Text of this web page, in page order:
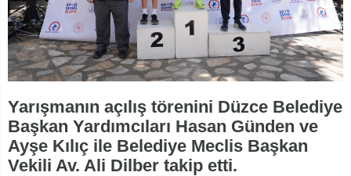
Yarışmanın açılış törenini Düzce Belediye
Başkan Yardımcıları Hasan Günden ve
Ayşe Kılıç ile Belediye Meclis Başkan
Vekili Av. Ali Dilber takip etti.